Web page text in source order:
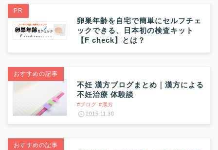
PR
卵巣年齢を自宅で簡単にセルフチェ
ックできる、日本初の検査キット
【F check】とは？
おすすめの記事
不妊 漢方ブログまとめ｜漢方による
不妊治療 体験談
#ブログ #漢方
2015.11.30
おすすめの記事